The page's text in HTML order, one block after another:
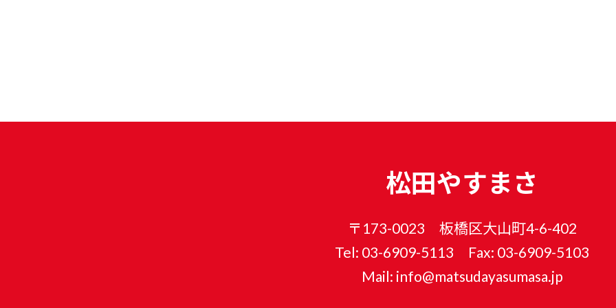
松田やすまさ
〒173-0023 板橋区大山町4-6-402
Tel: 03-6909-5113 Fax: 03-6909-5103
Mail: info@matsudayasumasa.jp